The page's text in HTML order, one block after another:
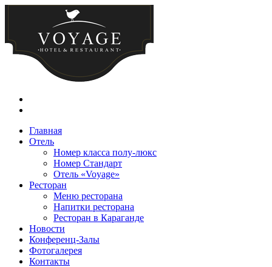
Главная
Отель
Номер класса полу-люкс
Номер Стандарт
Отель «Voyage»
Ресторан
Меню ресторана
Напитки ресторана
Ресторан в Караганде
Новости
Конференц-Залы
Фотогалерея
Контакты